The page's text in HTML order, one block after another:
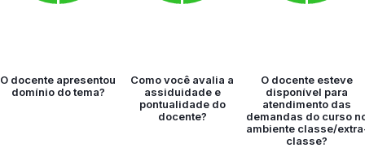
O docente apresentou
domínio do tema?
Como você avalia a
assiduidade e
pontualidade do
docente?
O docente esteve
disponível para
atendimento das
demandas do curso
ambiente classe/
classe?